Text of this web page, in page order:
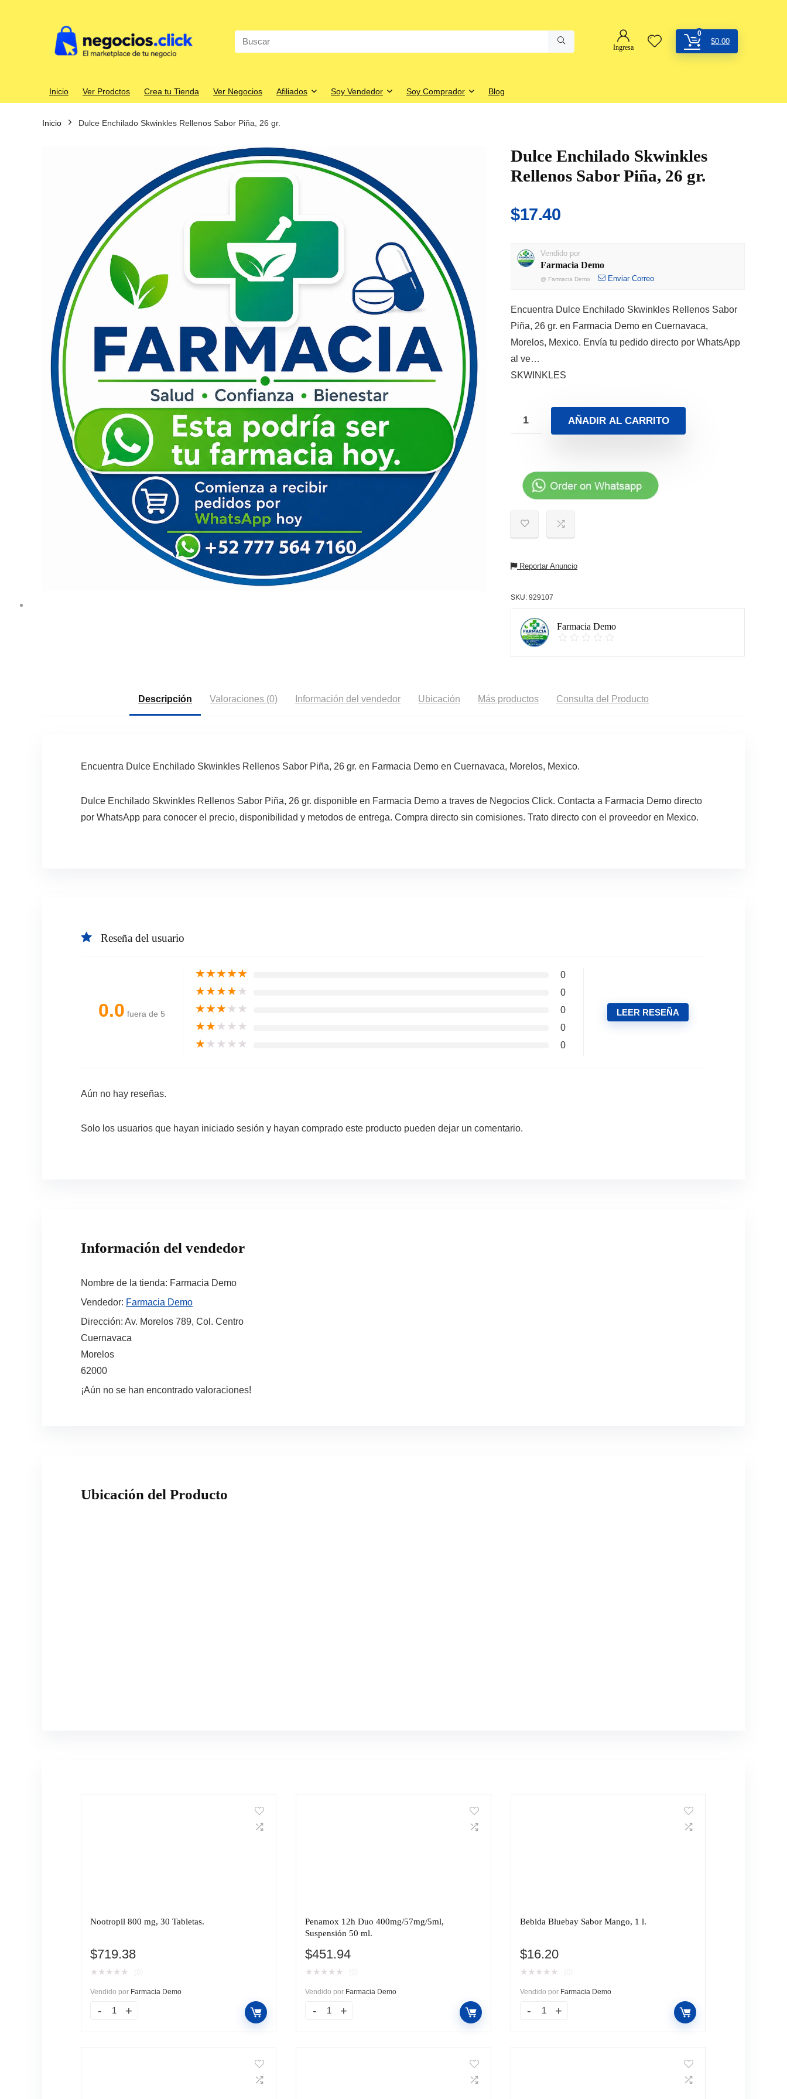
Search
for:
Ingresa
0
$0.00
Inicio Ver Prodctos Crea tu Tienda Ver Negocios Afiliados Soy Vendedor Soy Comprador Blog
Inicio Dulce Enchilado Skwinkles Rellenos Sabor Piña, 26 gr.
Dulce Enchilado Skwinkles
Rellenos Sabor Piña, 26 gr.
$17.40
Vendido por
Farmacia Demo
@ Farmacia Demo Enviar Correo
Encuentra Dulce Enchilado Skwinkles Rellenos Sabor
Piña, 26 gr. en Farmacia Demo en Cuernavaca,
Morelos, Mexico. Envía tu pedido directo por WhatsApp
al ve…
SKWINKLES
AÑADIR AL CARRITO
Reportar Anuncio
SKU: 929107
Farmacia Demo
Descripción Valoraciones (0) Información del vendedor Ubicación Más productos Consulta del Producto
Encuentra Dulce Enchilado Skwinkles Rellenos Sabor Piña, 26 gr. en Farmacia Demo en Cuernavaca, Morelos, Mexico.
Dulce Enchilado Skwinkles Rellenos Sabor Piña, 26 gr. disponible en Farmacia Demo a traves de Negocios Click. Contacta a Farmacia Demo directo
por WhatsApp para conocer el precio, disponibilidad y metodos de entrega. Compra directo sin comisiones. Trato directo con el proveedor en Mexico.
Reseña del usuario
0.0 fuera de 5
★★★★★ 0
★★★★★ 0
★★★★★ 0
★★★★★ 0
★★★★★ 0
LEER RESEÑA
Aún no hay reseñas.
Solo los usuarios que hayan iniciado sesión y hayan comprado este producto pueden dejar un comentario.
Información del vendedor
Nombre de la tienda: Farmacia Demo
Vendedor: Farmacia Demo
Dirección: Av. Morelos 789, Col. Centro
Cuernavaca
Morelos
62000
¡Aún no se han encontrado valoraciones!
Ubicación del Producto
Nootropil 800 mg, 30 Tabletas.
$719.38
★ ★ ★ ★ ★
Vendido por Farmacia Demo
Penamox 12h Duo 400mg/57mg/5ml,
Suspensión 50 ml.
$451.94
★ ★ ★ ★ ★
Vendido por Farmacia Demo
Bebida Bluebay Sabor Mango, 1 l.
$16.20
★ ★ ★ ★ ★
Vendido por Farmacia Demo